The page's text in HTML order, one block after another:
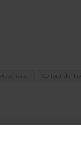
Presentator Co-founder
figuur in de
belangrijkste